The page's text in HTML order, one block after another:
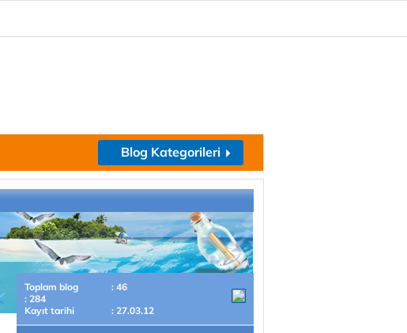
Blog Kategorileri
Toplam blog
: 46
: 284
Kayıt tarihi
: 27.03.12